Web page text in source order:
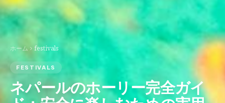
ホーム festivals
FESTIVALS
ネパールのホーリー完全ガイ